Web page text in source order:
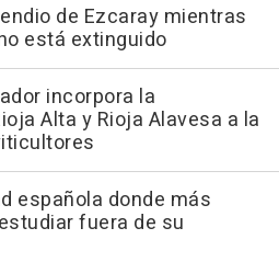
de Ezcaray mientras
está extinguido
incorpora la
Alta y Rioja Alavesa a la
española donde más
fuera de su